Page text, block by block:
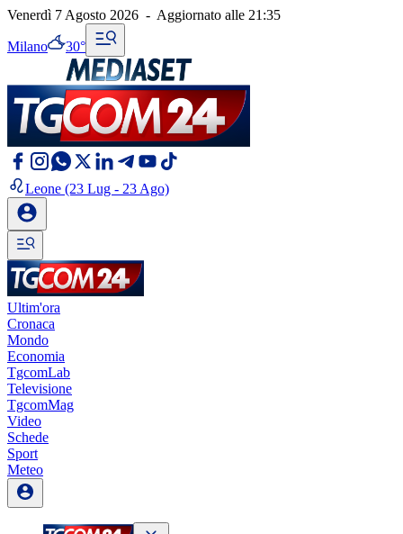
Venerdì 7 Agosto 2026 - Aggiornato alle 21:35
Milano 30°
Leone (23 Lug - 23 Ago)
Ultim'ora
Cronaca
Mondo
Economia
TgcomLab
Televisione
TgcomMag
Video
Schede
Sport
Meteo